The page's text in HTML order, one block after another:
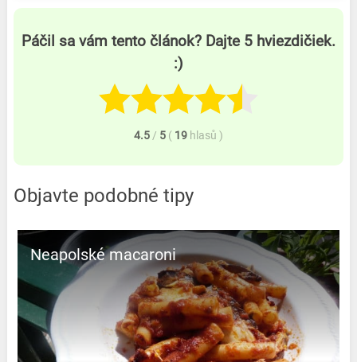
Páčil sa vám tento článok? Dajte 5 hviezdičiek.
:)
4.5 / 5 ( 19 hlasů )
Objavte podobné tipy
Neapolské macaroni